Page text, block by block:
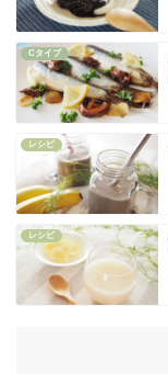
Cタイプ
レシピ
レシピ